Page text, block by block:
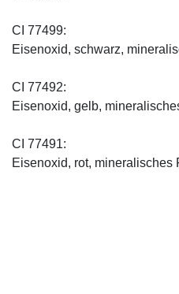
CI 77499:
Eisenoxid, schwarz,
CI 77492:
Eisenoxid, gelb,
CI 77491:
Eisenoxid, rot, mineralisches